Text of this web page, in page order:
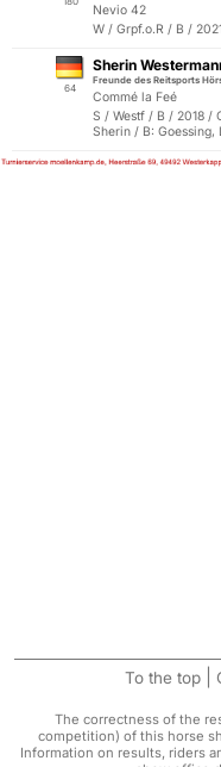
Nevio 42
W / Grpf.o.R / B /
64
Sherin
Freunde des Reitsports
Commé la Feé
S / Westf / B / 2018 /
Sherin / B: Goessing,
To the top
The correctness of the
competition) of this horse
Information on results, riders